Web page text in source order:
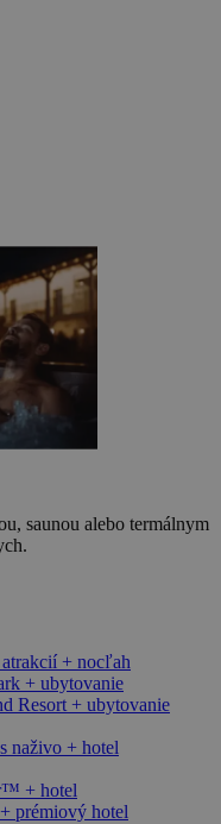
saunou alebo termálnym
+ nocľah
+ ubytovanie
Resort + ubytovanie
naživo + hotel
+ hotel
prémiový hotel